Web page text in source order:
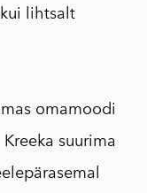
lihtsalt
omamoodi
suurima